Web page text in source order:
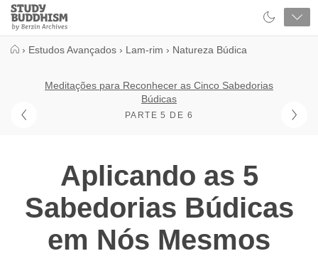
Close
Study
Buddhism
› Estudos Avançados › Lam-rim › Natureza Búdica
Meditações para Reconhecer as Cinco Sabedorias
Búdicas
PARTE 5 DE 6
Aplicando as 5
Sabedorias Búdicas
em Nós Mesmos